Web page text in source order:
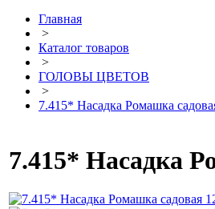
Главная
>
Каталог товаров
>
ГОЛОВЫ ЦВЕТОВ
>
7.415* Насадка Ромашка
7.415* Насадка